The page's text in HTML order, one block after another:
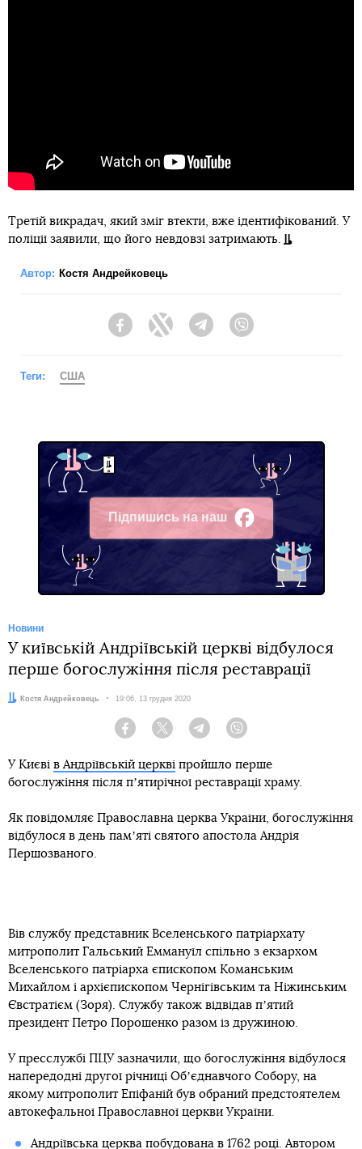
Третій викрадач, який зміг втекти, вже ідентифікований. У
поліції заявили, що його невдовзі затримають.
Автор: Костя Андрейковець
FacebookTwitter Telegram
Теги: США
Підпишись на наш
Facebook
Новини
У київській Андріївській церкві відбулося
перше богослужіння після реставрації
Автор:Костя Андрейковець Дата:
19:06, 13 грудня 2020
Facebook Twitter Telegram
У Києві в Андріївській церкві пройшло перше
богослужіння після пʼятирічної реставрації храму.
Як повідомляє Православна церква України, богослужіння
відбулося в день памʼяті святого апостола Андрія
Першозваного.
Вів службу представник Вселенського патріархату
митрополит Гальський Еммануїл спільно з екзархом
Вселенського патріарха єпископом Команським
Михайлом і архієпископом Чернігівським та Ніжинським
Євстратієм (Зоря). Службу також відвідав пʼятий
президент Петро Порошенко разом із дружиною.
У пресслужбі ПЦУ зазначили, що богослужіння відбулося
напередодні другої річниці Обʼєднавчого Собору, на
якому митрополит Епіфаній був обраний предстоятелем
автокефальної Православної церкви України.
Андріївська церква побудована в 1762 році. Автором